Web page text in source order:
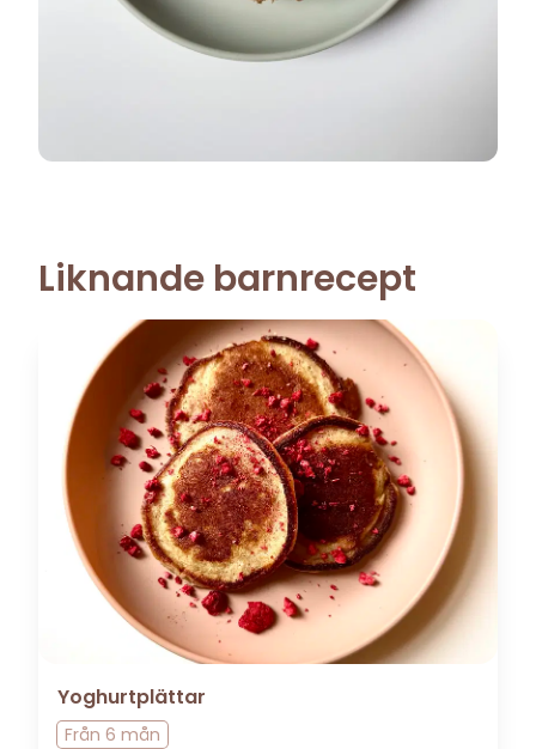
Liknande barnrecept
Yoghurtplättar
Från 6 mån